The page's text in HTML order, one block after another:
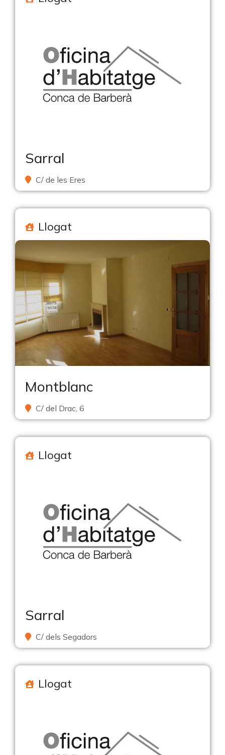
Sarral
C/ de les Eres
Llogat
Montblanc
C/ del Drac, 6
Llogat
Sarral
C/ dels Segadors
Llogat